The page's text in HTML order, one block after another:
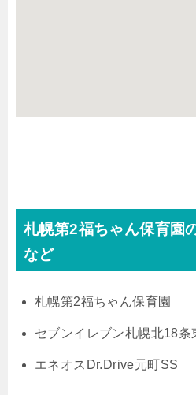
札幌第2福ちゃん保育園
など
札幌第2福ちゃん保育園
セブンイレブン札幌北18条
エネオスDr.Drive元町SS